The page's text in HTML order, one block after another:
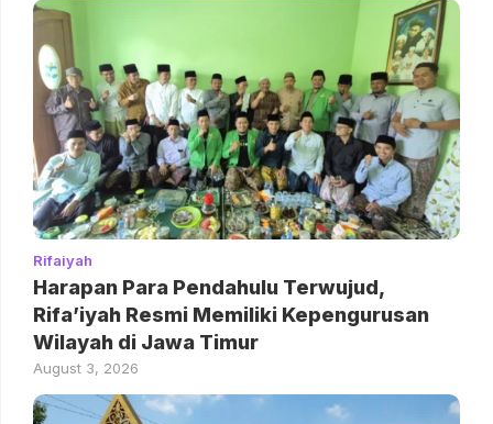
Rifaiyah
Harapan Para Pendahulu Terwujud,
Rifa’iyah Resmi Memiliki Kepengurusan
Wilayah di Jawa Timur
August 3, 2026